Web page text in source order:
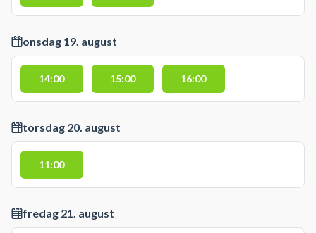
onsdag 19. august
14:00 15:00 16:00
torsdag 20. august
11:00
fredag 21. august